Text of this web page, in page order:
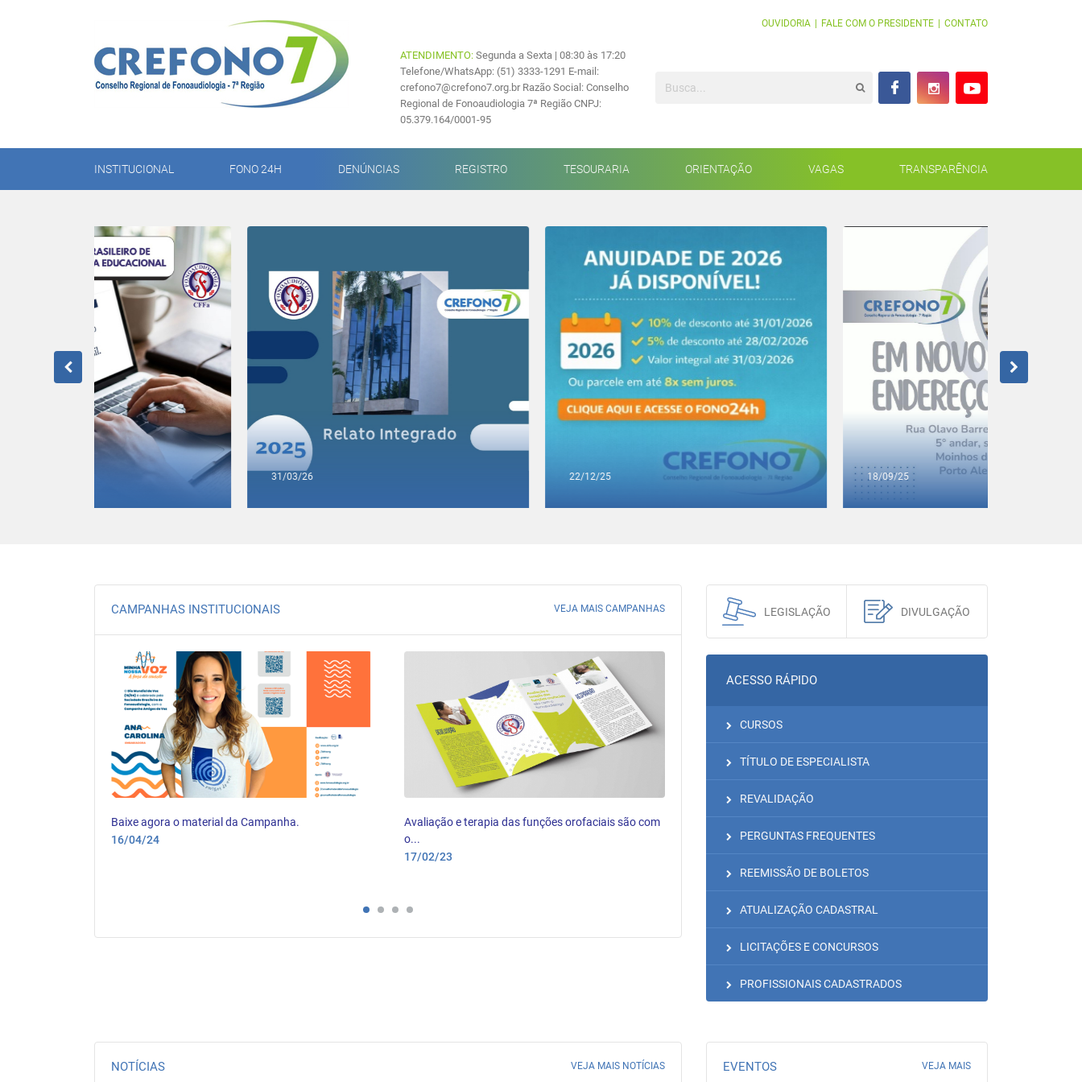
OUVIDORIA FALE COM O PRESIDENTE CONTATO
ATENDIMENTO: Segunda a Sexta | 08:30 às 17:20
Telefone/WhatsApp: (51) 3333-1291 E-mail:
crefono7@crefono7.org.br Razão Social: Conselho
Regional de Fonoaudiologia 7ª Região CNPJ:
05.379.164/0001-95
INSTITUCIONAL FONO 24H DENÚNCIAS REGISTRO TESOURARIA ORIENTAÇÃO VAGAS TRANSPARÊNCIA
18/09/25
CAMPANHAS INSTITUCIONAIS VEJA MAIS CAMPANHAS
Baixe agora o material da Campanha.
16/04/24
Avaliação e terapia das funções orofaciais são com
o...
17/02/23
hoje (04), uma série de ações...
LEGISLAÇÃO DIVULGAÇÃO
ACESSO RÁPIDO
CURSOS
TÍTULO DE ESPECIALISTA
REVALIDAÇÃO
PERGUNTAS FREQUENTES
REEMISSÃO DE BOLETOS
ATUALIZAÇÃO CADASTRAL
LICITAÇÕES E CONCURSOS
PROFISSIONAIS CADASTRADOS
NOTÍCIAS VEJA MAIS NOTÍCIAS EVENTOS VEJA MAIS